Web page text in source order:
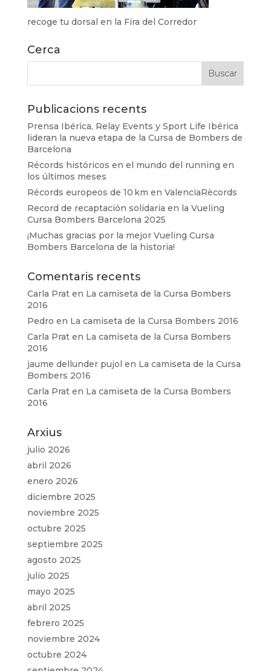
recoge tu dorsal en la Fira del Corredor
Cerca
Publicacions recents
Prensa Ibérica, Relay Events y Sport Life Ibérica
lideran la nueva etapa de la Cursa de Bombers de
Barcelona
Récords históricos en el mundo del running en
los últimos meses
Récords europeos de 10 km en ValenciaRècords
Record de recaptación solidaria en la Vueling
Cursa Bombers Barcelona 2025
¡Muchas gracias por la mejor Vueling Cursa
Bombers Barcelona de la historia!
Comentaris recents
Carla Praten La camiseta de la Cursa Bombers
2016
Pedro en La camiseta de la Cursa Bombers 2016
Carla Praten La camiseta de la Cursa Bombers
2016
jaume dellunder pujol en La camiseta de la Cursa
Bombers 2016
Carla Praten La camiseta de la Cursa Bombers
2016
Arxius
julio 2026
abril 2026
enero 2026
diciembre 2025
noviembre 2025
octubre 2025
septiembre 2025
agosto 2025
julio 2025
mayo 2025
abril 2025
febrero 2025
noviembre 2024
octubre 2024